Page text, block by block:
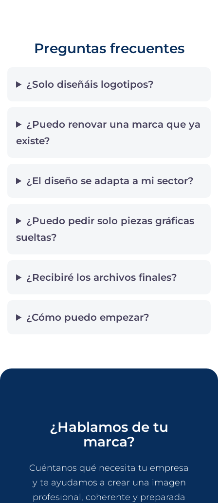
Preguntas frecuentes
¿Solo diseñáis logotipos?
¿Puedo renovar una marca que ya
existe?
¿El diseño se adapta a mi sector?
¿Puedo pedir solo piezas gráficas
sueltas?
¿Recibiré los archivos finales?
¿Cómo puedo empezar?
¿Hablamos de tu
marca?
Cuéntanos qué necesita tu empresa
y te ayudamos a crear una imagen
profesional, coherente y preparada